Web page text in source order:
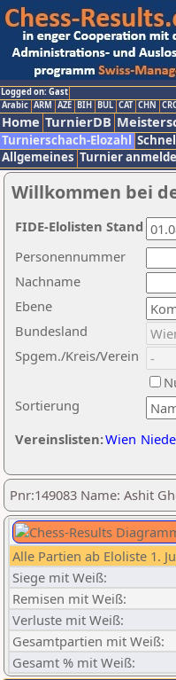
Logged on: Gast
Arabic ARM AZE BIH BUL CAT CHN
Home TurnierDB
Turnierschach-Elozahl
Allgemeines Turnier
Willkommen bei
Nachname
Ebene
Sortierung
Personennummer
Bundesland
Spgem./Kreis/Verein
Vereinslisten:Wien
FIDE-Elolisten Stand
Pnr:149083 Name: Ashit
Alle Partien ab Eloliste 1.
Siege mit Weiß:
Remisen mit Weiß:
Verluste mit Weiß:
Gesamtpartien mit Weiß:
Gesamt % mit Weiß: